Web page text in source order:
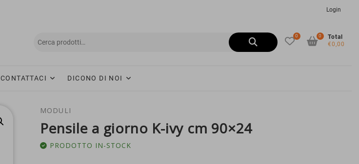
Login
Cerca: 0
Total
€0,00
0
CONTATTACI DICONO DI NOI
MODULI
Pensile a giorno K-ivy cm 90×24
PRODOTTO IN-STOCK